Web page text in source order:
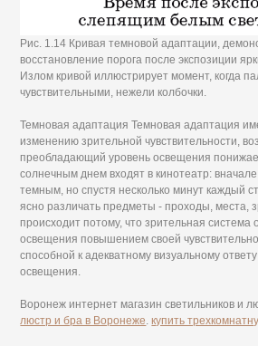
Рис. 1.14 Кривая темновой адаптации,
восстановление порога после экспозиции
Излом кривой иллюстрирует момент, когда
чувствительными, нежели колбочки.
Темновая адаптация Темновая адаптация
изменению зрительной чувствительности,
преобладающий уровень освещения
солнечным днем входят в кинотеатр:
темным, но спустя несколько минут каждый
ясно различать предметы - проходы, места,
происходит потому, что зрительная система
освещения повышением своей
способной к адекватному визуальному
освещения.
Воронеж интернет магазин светильников и
люстр и бра в Воронеже.купить